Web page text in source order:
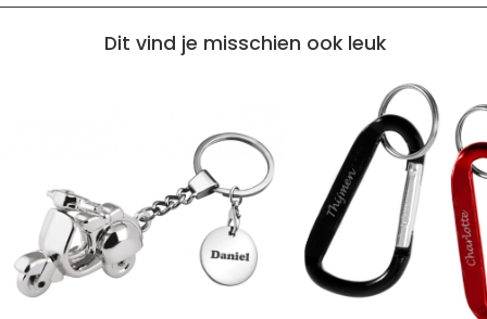
Dit vind je misschien ook leuk